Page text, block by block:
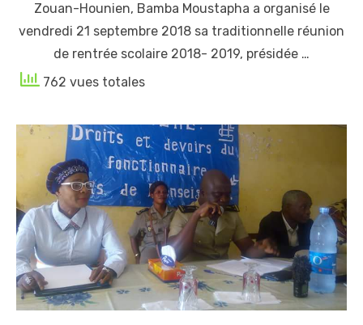
Zouan-Hounien, Bamba Moustapha a organisé le
vendredi 21 septembre 2018 sa traditionnelle réunion
de rentrée scolaire 2018- 2019, présidée …
762 vues totales